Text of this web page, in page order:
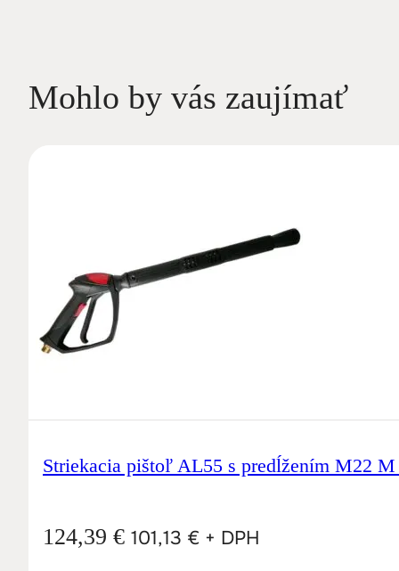
Mohlo by vás zaujímať
Striekacia pištoľ AL55 s predĺžením M22
124,39 € 101,13 € + DPH